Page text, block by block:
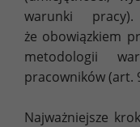
warunki
że obowiązkiem
metodologii
pracowników (art.
Najważniejsze